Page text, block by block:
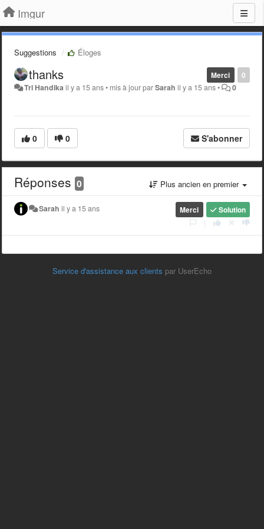
Imgur
Suggestions Éloges
0
Merci
thanks
Tri Handikail y a 15 ans• mis à jour parSarah il y a 15 ans• 0
0 0 S'abonner
Réponses 0 Plus ancien en premier
Solution
Merci
Sarah il y a 15 ans
Service d'assistance aux clients par UserEcho